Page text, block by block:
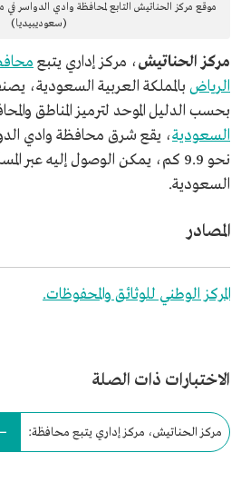
موقع مركز الحناتيش التابع لمحافظة وادي الدواسر
(سعوديبيديا)
مركز الحناتيش، مركز إداري يتبع
الرياض بالمملكة العربية السعودية،
بحسب الدليل الموحد لترميز المناطق
السعودية، يقع شرق محافظة وادي
السعودية.
المصادر
المركز الوطني للوثائق والمحفوظات.
الاختبارات ذات الصلة
مركز الحناتيش، مركز إداري يتبع محافظة: